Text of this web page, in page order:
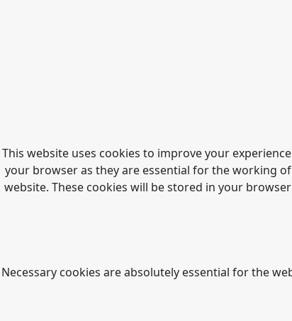
This website uses cookies to improve your
your browser as they are essential for the working
website. These cookies will be stored in your
Necessary cookies are absolutely essential for the